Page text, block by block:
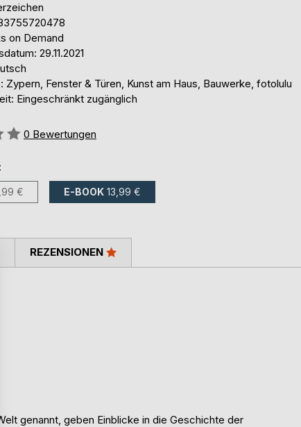
on Demand
29.11.2021
Zypern, Fenster & Türen, Kunst am Haus, Bauwerke, fotolulu
Eingeschränkt zugänglich
0 Bewertungen
€ E-BOOK 13,99 €
genannt, geben Einblicke in die Geschichte der
REZENSIONEN